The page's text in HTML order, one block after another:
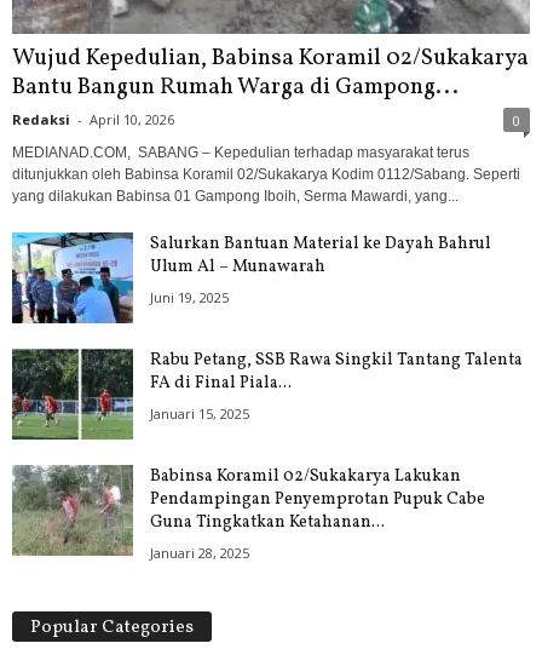
Wujud Kepedulian, Babinsa Koramil 02/Sukakarya
Bantu Bangun Rumah Warga di Gampong...
Redaksi - April 10, 2026 0
MEDIANAD.COM, SABANG – Kepedulian terhadap masyarakat terus
ditunjukkan oleh Babinsa Koramil 02/Sukakarya Kodim 0112/Sabang. Seperti
yang dilakukan Babinsa 01 Gampong Iboih, Serma Mawardi, yang...
Salurkan Bantuan Material ke Dayah Bahrul
Ulum Al – Munawarah
Juni 19, 2025
Rabu Petang, SSB Rawa Singkil Tantang Talenta
FA di Final Piala...
Januari 15, 2025
Babinsa Koramil 02/Sukakarya Lakukan
Pendampingan Penyemprotan Pupuk Cabe
Guna Tingkatkan Ketahanan...
Januari 28, 2025
Popular Categories